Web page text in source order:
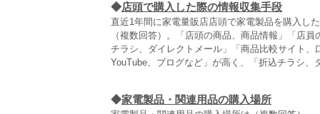
◆店頭で購入した際の情報収集手段
直近1年間に家電量販店店頭で家電製品を購入し
（複数回答）。「店頭の商品、商品情報」「店
チラシ、ダイレクトメール」「商品比較サイト
YouTube、ブログなど」が高く、「折込チラシ
◆家電製品・関連用品の購入場所